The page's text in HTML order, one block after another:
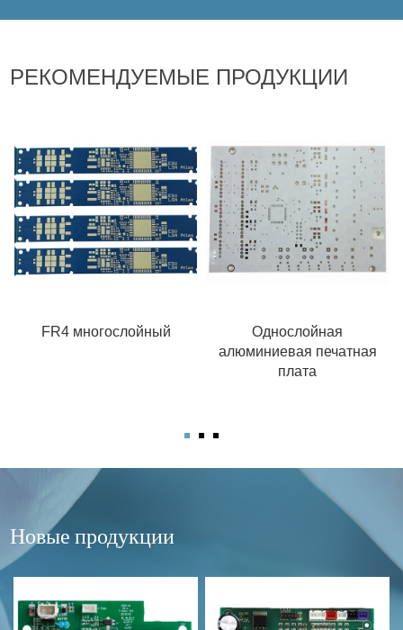
РЕКОМЕНДУЕМЫЕ ПРОДУКЦИИ
FR4 многослойный
Однослойная
алюминиевая печатная
плата
Новые продукции